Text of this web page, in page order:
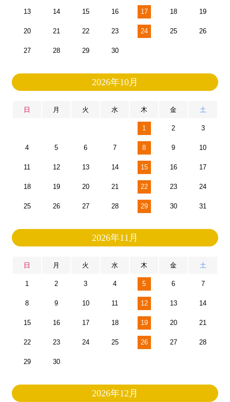
13 14 15 16 17 18 19
20 21 22 23 24 25 26
27 28 29 30
2026年10月
日 月 火 水 木 金 土
1 2 3
4 5 6 7 8 9 10
11 12 13 14 15 16 17
18 19 20 21 22 23 24
25 26 27 28 29 30 31
2026年11月
日 月 火 水 木 金 土
1 2 3 4 5 6 7
8 9 10 11 12 13 14
15 16 17 18 19 20 21
22 23 24 25 26 27 28
29 30
2026年12月